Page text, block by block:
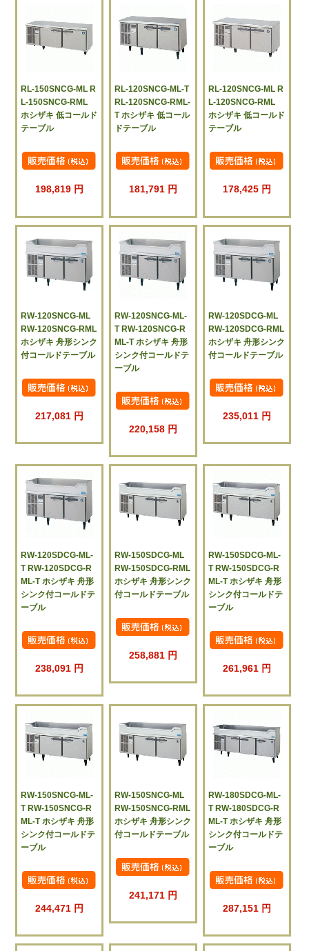
RL-150SNCG-ML R
L-150SNCG-RML
ホシザキ 低コールド
テーブル
198,819 円
RL-120SNCG-ML-T
RL-120SNCG-RML-
T ホシザキ 低コール
ドテーブル
181,791 円
RL-120SNCG-ML R
L-120SNCG-RML
ホシザキ 低コールド
テーブル
178,425 円
RW-120SNCG-ML
RW-120SNCG-RML
ホシザキ 舟形シンク
付コールドテーブル
217,081 円
RW-120SNCG-ML-
T RW-120SNCG-R
ML-T ホシザキ 舟形
シンク付コールドテ
ーブル
220,158 円
RW-120SDCG-ML
RW-120SDCG-RML
ホシザキ 舟形シンク
付コールドテーブル
235,011 円
RW-120SDCG-ML-
T RW-120SDCG-R
ML-T ホシザキ 舟形
シンク付コールドテ
ーブル
238,091 円
RW-150SDCG-ML
RW-150SDCG-RML
ホシザキ 舟形シンク
付コールドテーブル
258,881 円
RW-150SDCG-ML-
T RW-150SDCG-R
ML-T ホシザキ 舟形
シンク付コールドテ
ーブル
261,961 円
RW-150SNCG-ML-
T RW-150SNCG-R
ML-T ホシザキ 舟形
シンク付コールドテ
ーブル
244,471 円
RW-150SNCG-ML
RW-150SNCG-RML
ホシザキ 舟形シンク
付コールドテーブル
241,171 円
RW-180SDCG-ML-
T RW-180SDCG-R
ML-T ホシザキ 舟形
シンク付コールドテ
ーブル
287,151 円